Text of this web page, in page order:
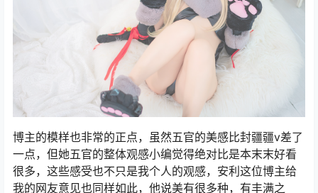
博主的模样也非常的正点，虽然五官的美感比封疆疆v差了
一点，但她五官的整体观感小编觉得绝对比是本末末好看
很多，这些感受也不只是我个人的观感，安利这位博主给